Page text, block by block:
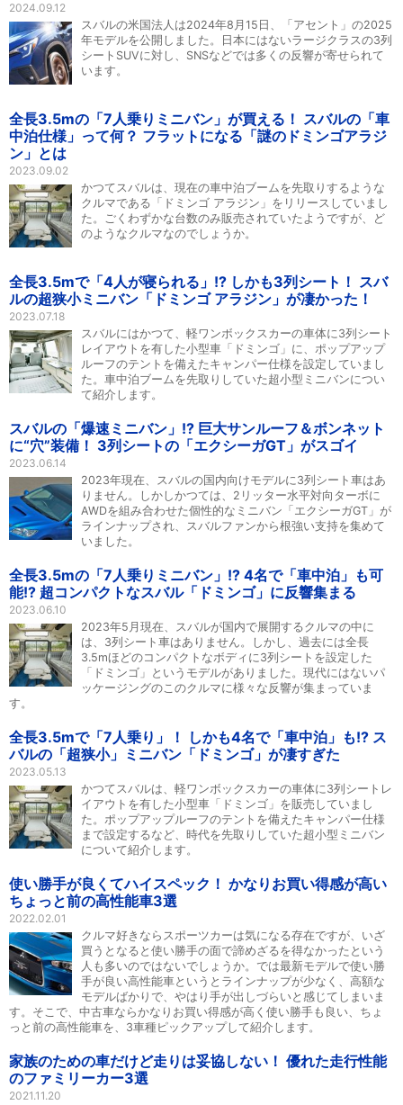
2024.09.12
スバルの米国法人は2024年8月15日、「アセント」の2025
年モデルを公開しました。日本にはないラージクラスの3列
シートSUVに対し、SNSなどでは多くの反響が寄せられて
います。
全長3.5mの「7人乗りミニバン」が買える！ スバルの「車
中泊仕様」って何？ フラットになる「謎のドミンゴアラジ
ン」とは
2023.09.02
かつてスバルは、現在の車中泊ブームを先取りするような
クルマである「ドミンゴ アラジン」をリリースしていまし
た。ごくわずかな台数のみ販売されていたようですが、ど
のようなクルマなのでしょうか。
全長3.5mで「4人が寝られる」!? しかも3列シート！ スバ
ルの超狭小ミニバン「ドミンゴ アラジン」が凄かった！
2023.07.18
スバルにはかつて、軽ワンボックスカーの車体に3列シート
レイアウトを有した小型車「ドミンゴ」に、ポップアップ
ルーフのテントを備えたキャンパー仕様を設定していまし
た。車中泊ブームを先取りしていた超小型ミニバンについ
て紹介します。
スバルの「爆速ミニバン」!? 巨大サンルーフ＆ボンネット
に“穴”装備！ 3列シートの「エクシーガGT」がスゴイ
2023.06.14
2023年現在、スバルの国内向けモデルに3列シート車はあ
りません。しかしかつては、2リッター水平対向ターボに
AWDを組み合わせた個性的なミニバン「エクシーガGT」が
ラインナップされ、スバルファンから根強い支持を集めて
いました。
全長3.5mの「7人乗りミニバン」!? 4名で「車中泊」も可
能!? 超コンパクトなスバル「ドミンゴ」に反響集まる
2023.06.10
2023年5月現在、スバルが国内で展開するクルマの中に
は、3列シート車はありません。しかし、過去には全長
3.5mほどのコンパクトなボディに3列シートを設定した
「ドミンゴ」というモデルがありました。現代にはないパ
ッケージングのこのクルマに様々な反響が集まっていま
す。
全長3.5mで「7人乗り」！ しかも4名で「車中泊」も!? ス
バルの「超狭小」ミニバン「ドミンゴ」が凄すぎた
2023.05.13
かつてスバルは、軽ワンボックスカーの車体に3列シートレ
イアウトを有した小型車「ドミンゴ」を販売していまし
た。ポップアップルーフのテントを備えたキャンパー仕様
まで設定するなど、時代を先取りしていた超小型ミニバン
について紹介します。
使い勝手が良くてハイスペック！ かなりお買い得感が高い
ちょっと前の高性能車3選
2022.02.01
クルマ好きならスポーツカーは気になる存在ですが、いざ
買うとなると使い勝手の面で諦めざるを得なかったという
人も多いのではないでしょうか。では最新モデルで使い勝
手が良い高性能車というとラインナップが少なく、高額な
モデルばかりで、やはり手が出しづらいと感じてしまいま
す。そこで、中古車ならかなりお買い得感が高く使い勝手も良い、ちょ
っと前の高性能車を、3車種ピックアップして紹介します。
家族のための車だけど走りは妥協しない！ 優れた走行性能
のファミリーカー3選
2021.11.20